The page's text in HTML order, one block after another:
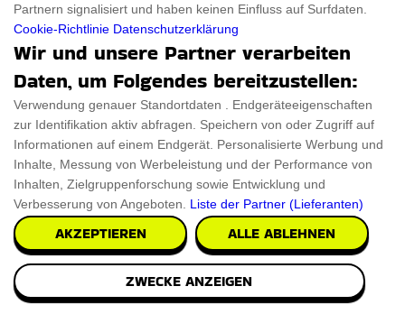
Bücher der Stärke
Ein kleines Buch mit einer großen Botschaft: Ihr Wegweiser
zum Glück und zum tiefen Sinn des Leben
Partnern signalisiert und haben keinen Einfluss auf Surfdaten.
Cookie-Richtlinie Datenschutzerklärung
Wir und unsere Partner verarbeiten
Daten, um Folgendes bereitzustellen:
Verwendung genauer Standortdaten . Endgeräteeigenschaften
zur Identifikation aktiv abfragen. Speichern von oder Zugriff auf
Informationen auf einem Endgerät. Personalisierte Werbung und
Inhalte, Messung von Werbeleistung und der Performance von
Inhalten, Zielgruppenforschung sowie Entwicklung und
Verbesserung von Angeboten. Liste der Partner (Lieferanten)
AKZEPTIEREN ALLE ABLEHNEN
ZWECKE ANZEIGEN